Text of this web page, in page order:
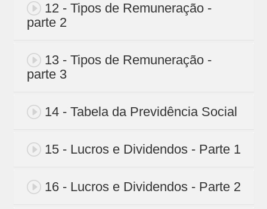
12 - Tipos de Remuneração -
parte 2
13 - Tipos de Remuneração -
parte 3
14 - Tabela da Previdência Social
15 - Lucros e Dividendos - Parte 1
16 - Lucros e Dividendos - Parte 2